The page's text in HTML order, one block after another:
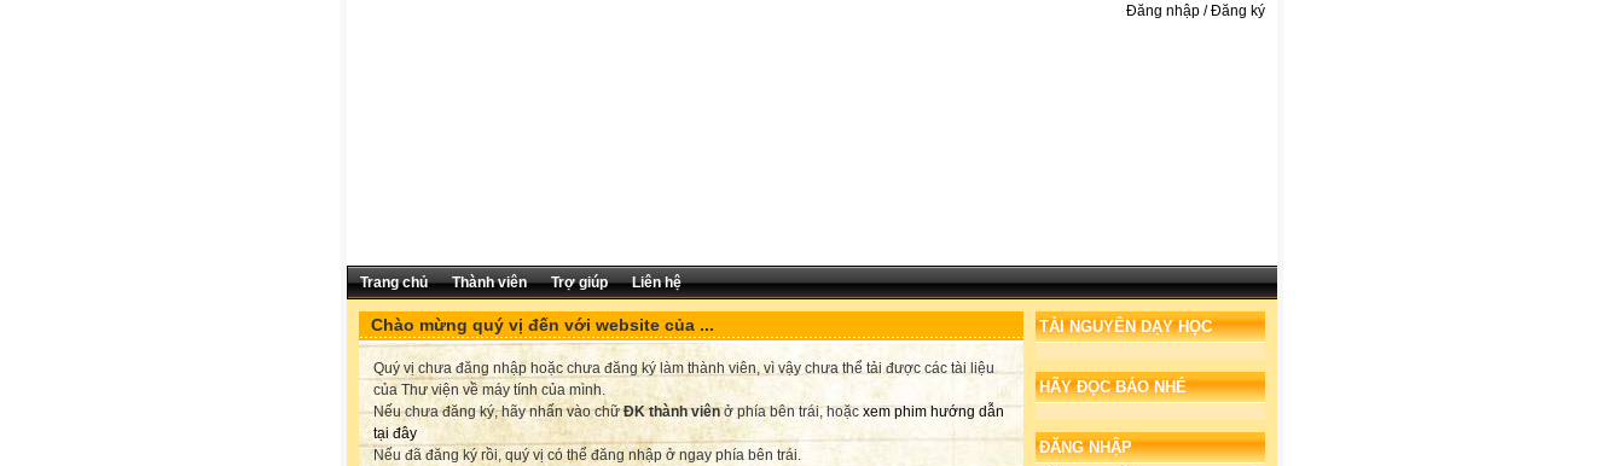
Đăng nhập / Đăng ký
Trang chủ Thành viên Trợ giúp Liên hệ
TÀI NGUYÊN DẠY HỌC
HÃY ĐỌC BÁO NHÉ
ĐĂNG NHẬP
Chào mừng quý vị đến với website của ...
Quý vị chưa đăng nhập hoặc chưa đăng ký làm thành viên, vì vậy chưa thể tải được các tài liệu
của Thư viện về máy tính của mình.
Nếu chưa đăng ký, hãy nhấn vào chữĐK thành viênở phía bên trái, hoặc xem phim hướng dẫn
tại đây
Nếu đã đăng ký rồi, quý vị có thể đăng nhập ở ngay phía bên trái.